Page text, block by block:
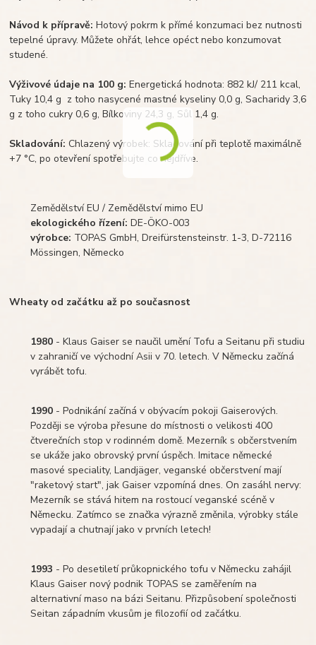
Návod k přípravě: Hotový pokrm k přímé konzumaci bez nutnosti
tepelné úpravy. Můžete ohřát, lehce opéct nebo konzumovat
studené.
Výživové údaje na 100 g: Energetická hodnota: 882 kJ/ 211 kcal,
Tuky 10,4 g z toho nasycené mastné kyseliny 0,0 g, Sacharidy 3,6
g z toho cukry 0,6 g, Bílkoviny 24,3 g, Sůl 1,4 g.
Skladování:Chlazený výrobek: Skladování při teplotě maximálně
+7 °C, po otevření spotřebujte co nejdříve.
Zemědělství EU / Zemědělství mimo EU
ekologického řízení: DE-ÖKO-003
výrobce: TOPAS GmbH, Dreifürstensteinstr. 1-3, D-72116
Mössingen, Německo
Wheaty od začátku až po současnost
1980 - Klaus Gaiser se naučil umění Tofu a Seitanu při studiu
v zahraničí ve východní Asii v 70. letech. V Německu začíná
vyrábět tofu.
1990 - Podnikání začíná v obývacím pokoji Gaiserových.
Později se výroba přesune do místnosti o velikosti 400
čtverečních stop v rodinném domě. Mezerník s občerstvením
se ukáže jako obrovský první úspěch. Imitace německé
masové speciality, Landjäger, veganské občerstvení mají
"raketový start", jak Gaiser vzpomíná dnes. On zasáhl nervy:
Mezerník se stává hitem na rostoucí veganské scéně v
Německu. Zatímco se značka výrazně změnila, výrobky stále
vypadají a chutnají jako v prvních letech!
1993 - Po desetiletí průkopnického tofu v Německu zahájil
Klaus Gaiser nový podnik TOPAS se zaměřením na
alternativní maso na bázi Seitanu. Přizpůsobení společnosti
Seitan západním vkusům je filozofií od začátku.